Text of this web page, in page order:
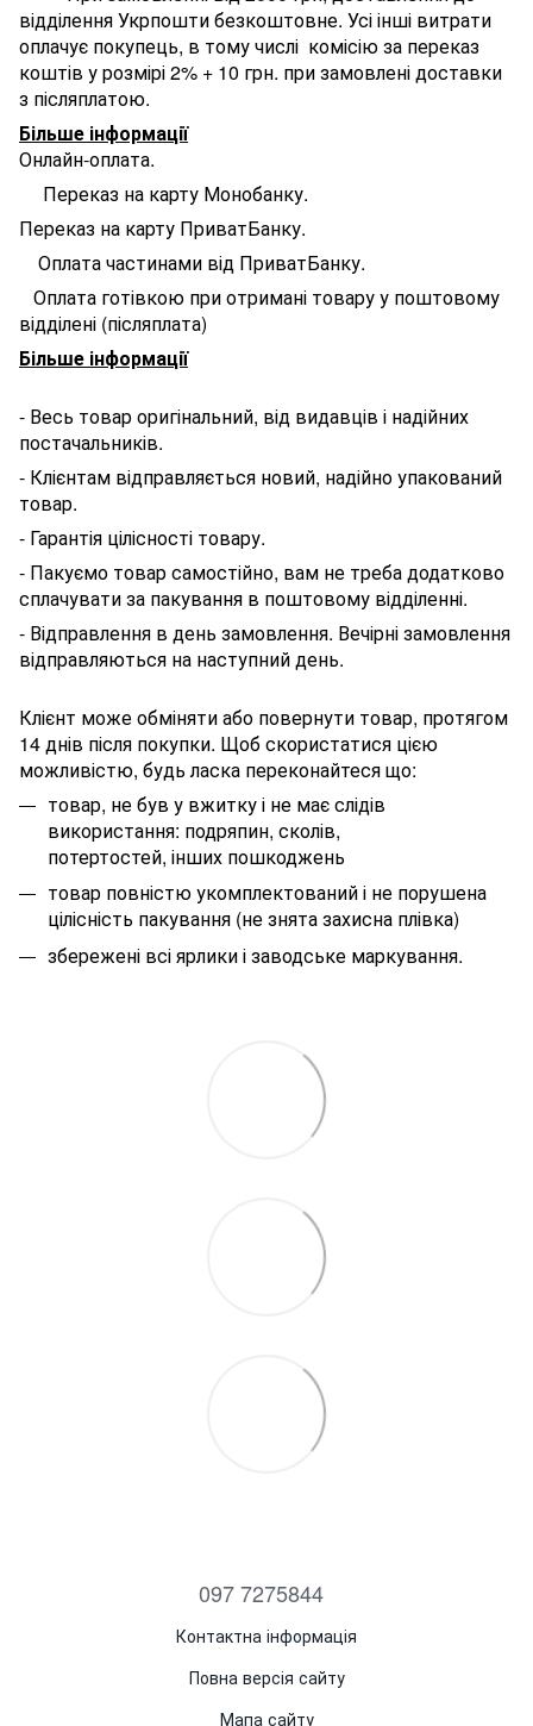
відділення Укрпошти безкоштовне. Усі інші витрати
оплачує покупець, в тому числі комісію за переказ
коштів у розмірі 2% + 10 грн. при замовлені доставки
з післяплатою.
Більше інформації
Онлайн-оплата.
Переказ на карту Монобанку.
Переказ на карту ПриватБанку.
Оплата частинами від ПриватБанку.
Оплата готівкою при отримані товару у поштовому
відділені (післяплата)
Більше інформації
- Весь товар оригінальний, від видавців і надійних
постачальників.
- Клієнтам відправляється новий, надійно упакований
товар.
- Гарантія цілісності товару.
- Пакуємо товар самостійно, вам не треба додатково
сплачувати за пакування в поштовому відділенні.
- Відправлення в день замовлення. Вечірні замовлення
відправляються на наступний день.
Клієнт може обміняти або повернути товар, протягом
14 днів після покупки. Щоб скористатися цією
можливістю, будь ласка переконайтеся що:
товар, не був у вжитку і не має слідів
використання: подряпин, сколів,
потертостей, інших пошкоджень
товар повністю укомплектований і не порушена
цілісність пакування (не знята захисна плівка)
збережені всі ярлики і заводське маркування.
097 7275844
Контактна інформація
Повна версія сайту
Мапа сайту